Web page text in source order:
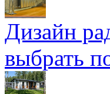
Дизайн
выбрать